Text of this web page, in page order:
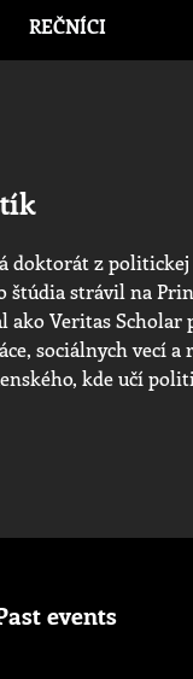
REČNÍCI
doktorát z
štúdia strávil na
ako Veritas
sociálnych vecí a
kde učí
events